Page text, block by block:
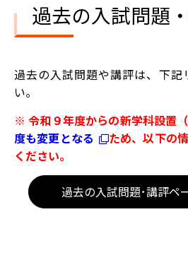
過去の入試問題
過去の入試問題や講評は、下記
い。
※ 令和９年度からの新学科設置（
度も変更となる
ため、以下の
ください。
過去の入試問題･講評ペ